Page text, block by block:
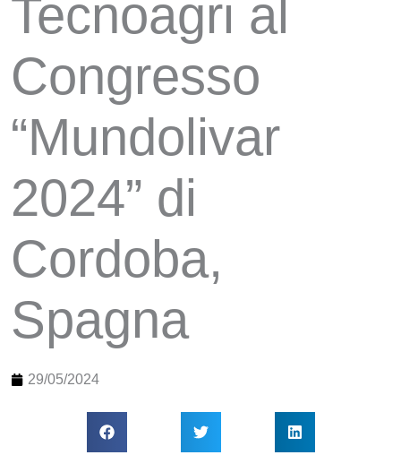
Tecnoagri al
Congresso
“Mundolivar
2024” di
Cordoba,
Spagna
29/05/2024